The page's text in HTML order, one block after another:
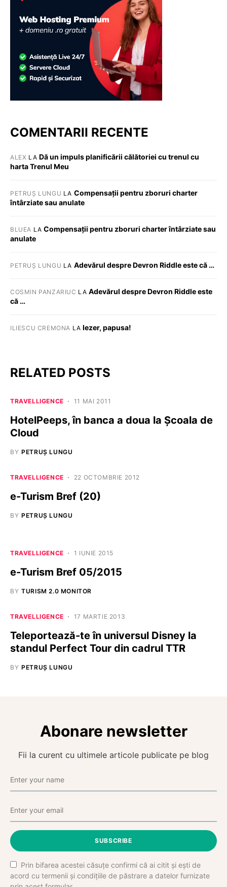
COMENTARII RECENTE
ALEX LA Dă un impuls planificării călătoriei cu trenul cu
harta Trenul Meu
PETRUȘ LUNGU LA Compensații pentru zboruri charter
întârziate sau anulate
BLUEA LACompensații pentru zboruri charter întârziate sau
anulate
PETRUȘ LUNGU LA Adevărul despre Devron Riddle este că …
COSMIN PANZARIUC LA Adevărul despre Devron Riddle este
că …
ILIESCU CREMONA LA Iezer, papusa!
RELATED POSTS
TRAVELLIGENCE 11 MAI 2011
HotelPeeps, în banca a doua la Școala de
Cloud
BY PETRUȘ LUNGU
TRAVELLIGENCE 22 OCTOMBRIE 2012
e-Turism Bref (20)
BY PETRUȘ LUNGU
TRAVELLIGENCE 1 IUNIE 2015
e-Turism Bref 05/2015
BY TURISM 2.0 MONITOR
TRAVELLIGENCE 17 MARTIE 2013
Teleportează-te în universul Disney la
standul Perfect Tour din cadrul TTR
BY PETRUȘ LUNGU
Abonare newsletter
Fii la curent cu ultimele articole publicate pe blog
SUBSCRIBE
Prin bifarea acestei căsuțe confirmi că ai citit și ești de
acord cu termenii și condițiile de păstrare a datelor furnizate